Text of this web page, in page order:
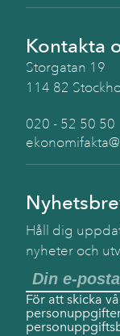
Kontakta
Storgatan 19
114 82
020 - 52 50 50
Håll dig
nyheter och
För att skicka